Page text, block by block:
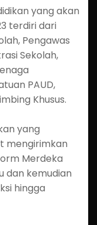
yang akan
terdiri dari
Pengawas
Sekolah,
PAUD,
Khusus.
yang
mengirimkan
Merdeka
dan kemudian
hingga